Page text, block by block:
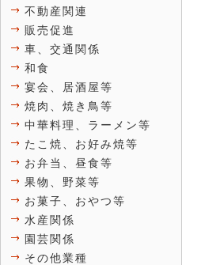
不動産関連
販売促進
車、交通関係
和食
宴会、居酒屋等
焼肉、焼き鳥等
中華料理、ラーメン等
たこ焼、お好み焼等
お弁当、昼食等
果物、野菜等
お菓子、おやつ等
水産関係
園芸関係
その他業種